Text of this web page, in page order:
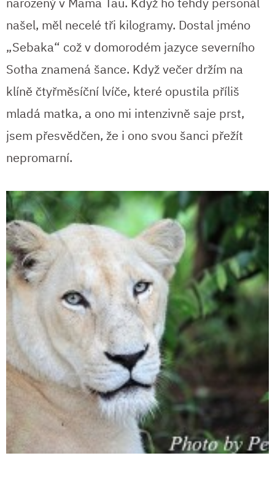
našel, měl necelé tři kilogramy. Dostal jméno
„Sebaka“ což v domorodém jazyce severního
Sotha znamená šance. Když večer držím na
klíně čtyřměsíční lvíče, které opustila příliš
mladá matka, a ono mi intenzivně saje prst,
jsem přesvědčen, že i ono svou šanci přežít
nepromarní.